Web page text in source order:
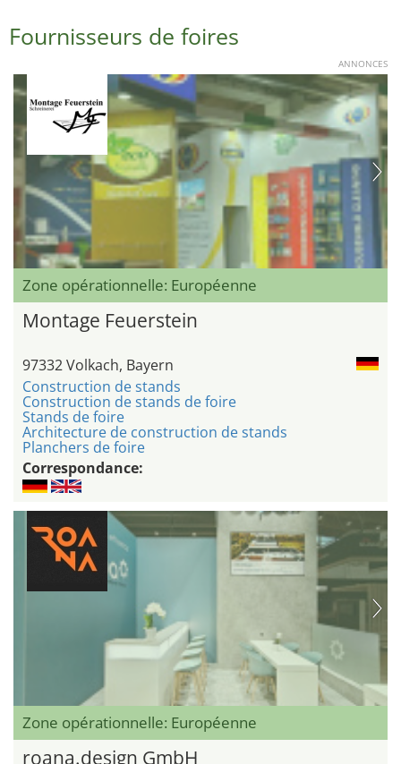
Fournisseurs de foires
ANNONCES
Zone opérationnelle: Européenne
Montage Feuerstein
97332 Volkach, Bayern
Construction de stands
Construction de stands de foire
Stands de foire
Architecture de construction de stands
Planchers de foire
Correspondance:
Zone opérationnelle: Européenne
roana.design GmbH